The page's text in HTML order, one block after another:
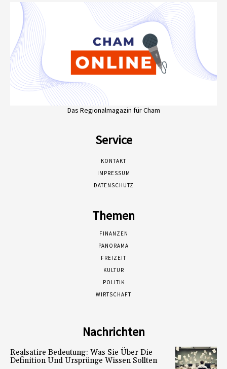
Das Regionalmagazin für Cham
Service
KONTAKT
IMPRESSUM
DATENSCHUTZ
Themen
FINANZEN
PANORAMA
FREIZEIT
KULTUR
POLITIK
WIRTSCHAFT
Nachrichten
Realsatire Bedeutung: Was Sie Über Die
Definition Und Ursprünge Wissen Sollten